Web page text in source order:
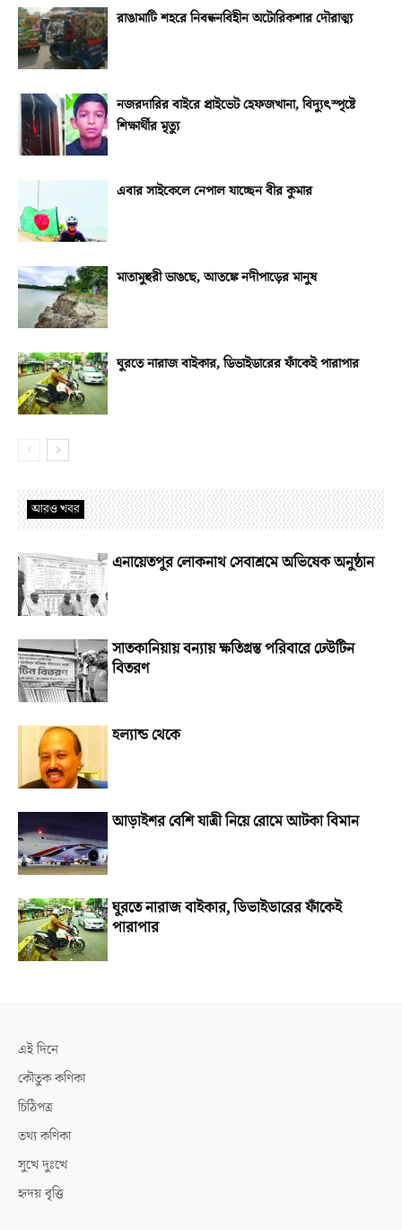
রাঙামাটি শহরে নিবন্ধনবিহীন অটোরিকশার দৌরাত্ম্য
নজরদারির বাইরে প্রাইভেট হেফজখানা, বিদ্যুৎস্পৃষ্টে
শিক্ষার্থীর মৃত্যু
এবার সাইকেলে নেপাল যাচ্ছেন বীর কুমার
মাতামুহুরী ভাঙছে, আতঙ্কে নদীপাড়ের মানুষ
ঘুরতে নারাজ বাইকার, ডিভাইডারের ফাঁকেই পারাপার
আরও খবর
এনায়েতপুর লোকনাথ সেবাশ্রমে অভিষেক অনুষ্ঠান
সাতকানিয়ায় বন্যায় ক্ষতিগ্রস্ত পরিবারে ঢেউটিন
বিতরণ
হল্যান্ড থেকে
আড়াইশর বেশি যাত্রী নিয়ে রোমে আটকা বিমান
ঘুরতে নারাজ বাইকার, ডিভাইডারের ফাঁকেই
পারাপার
এই দিনে
কৌতুক কণিকা
চিঠিপত্র
তথ্য কণিকা
সুখে দুঃখে
হৃদয় বৃত্তি